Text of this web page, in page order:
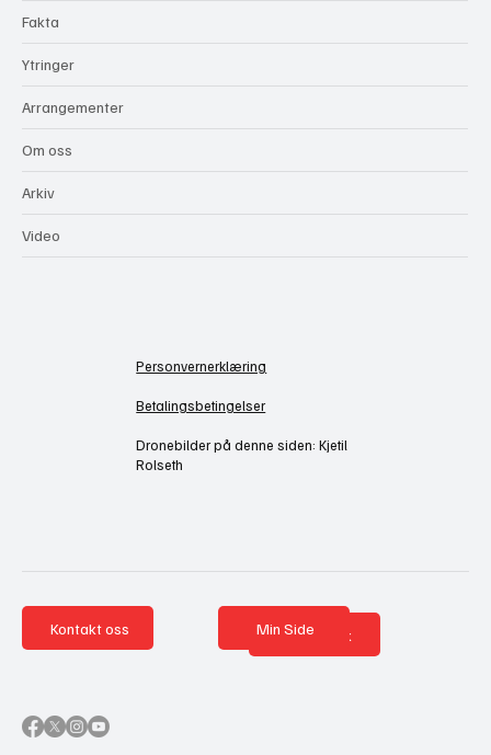
Fakta
Ytringer
Arrangementer
Om oss
Arkiv
Video
Personvernerklæring
Betalingsbetingelser
Dronebilder på denne siden: Kjetil
Rolseth
Kontakt oss Nettbutikk
Min Side